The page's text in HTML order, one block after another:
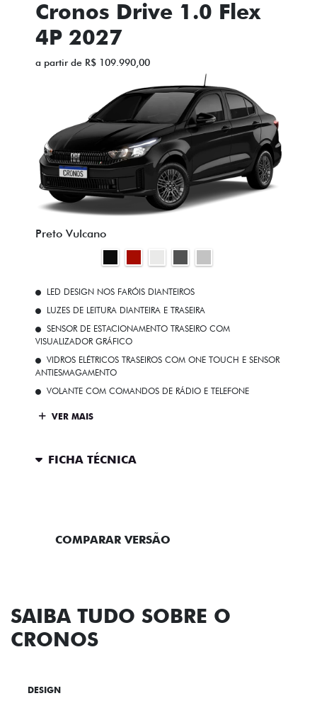
Cronos Drive 1.0 Flex
4P 2027
a partir de R$ 109.990,00
Preto Vulcano
LED DESIGN NOS FARÓIS DIANTEIROS
LUZES DE LEITURA DIANTEIRA E TRASEIRA
SENSOR DE ESTACIONAMENTO TRASEIRO COM
VISUALIZADOR GRÁFICO
VIDROS ELÉTRICOS TRASEIROS COM ONE TOUCH E SENSOR
ANTIESMAGAMENTO
VOLANTE COM COMANDOS DE RÁDIO E TELEFONE
VER MAIS
FICHA TÉCNICA
COMPARAR VERSÃO
SAIBA TUDO SOBRE O
CRONOS
DESIGN